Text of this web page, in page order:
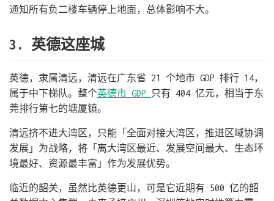
通知所有负二楼车辆停上地面，总体影响不大。
3. 英德这座城
英德，隶属清远，清远在广东省 21 个地市 GDP 排行 14，
属于中下梯队。整个英德市 GDP
只有 404 亿元，相当于东
莞排行第七的塘厦镇。
清远挤不进大湾区，只能「全面对接大湾区，推进区域协调
发展」为战略，将「离大湾区最近、发展空间最大、生态环
境最好、资源最丰富」作为发展优势。
临近的韶关，虽然比英德更山，可是它近期有 500 亿的韶